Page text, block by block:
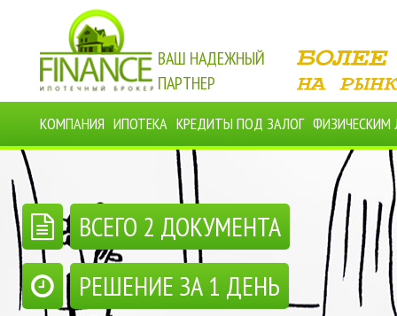
ВАШ НАДЕЖНЫЙ
ПАРТНЕР
КОМПАНИЯ ИПОТЕКА КРЕДИТЫ ПОД ЗАЛОГ
ВСЕГО 2 ДОКУМЕНТА
РЕШЕНИЕ ЗА 1 ДЕНЬ